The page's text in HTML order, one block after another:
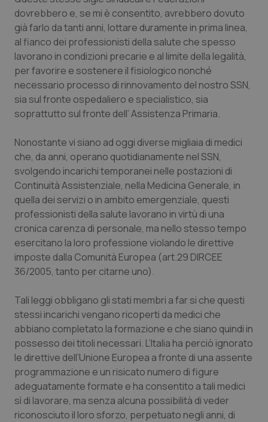
Emilia-Romagna
Friuli Venezia Giulia
Lazio
Lombardia
Marche
Molise
Piemonte
Provincia Autonoma di Bolzano
Provincia Autonoma di Trento
Puglia
Sardegna
Sicilia
Colesterolo & coronaropatie
Dermatite Atopica
Diabete & glucometri
Dolore
Donna & Salute
Epatiti
HIV
Infezioni & Febbre
Ipertensione & Scompenso
Malattie rare
Malattia di Crohn & Rettocolite Ulcerosa
Neuroscienze & patologie neurodegenerative
dovrebbero e, se mi è consentito, avrebbero dovuto
già farlo da tanti anni, lottare duramente in prima linea,
al fianco dei professionisti della salute che spesso
lavorano in condizioni precarie e al limite della legalità,
per favorire e sostenere il fisiologico nonché
necessario processo di rinnovamento del nostro SSN,
sia sul fronte ospedaliero e specialistico, sia
soprattutto sul fronte dell’ Assistenza Primaria.
Nonostante vi siano ad oggi diverse migliaia di medici
che, da anni, operano quotidianamente nel SSN,
svolgendo incarichi temporanei nelle postazioni di
Continuità Assistenziale, nella Medicina Generale, in
quella dei servizi o in ambito emergenziale, questi
professionisti della salute lavorano in virtù di una
cronica carenza di personale, ma nello stesso tempo
esercitano la loro professione violando le direttive
imposte dalla Comunità Europea (art.29 DIRCEE
36/2005, tanto per citarne uno).
Tali leggi obbligano gli stati membri a far si che questi
stessi incarichi vengano ricoperti da medici che
abbiano completato la formazione e che siano quindi in
possesso dei titoli necessari. L’Italia ha perciò ignorato
le direttive dell’Unione Europea a fronte di una assente
programmazione e un risicato numero di figure
adeguatamente formate e ha consentito a tali medici
sì di lavorare, ma senza alcuna possibilità di veder
riconosciuto il loro sforzo, perpetuato negli anni, di